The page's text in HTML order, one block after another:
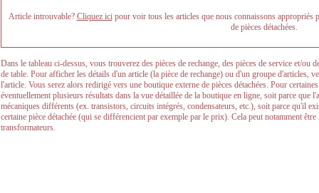
Article introuvable? Cliquez icipour voir tous les articles que nous connaissons
de pièces détachées.
Dans le tableau ci-dessus, vous trouverez des pièces de rechange, des pièces de service et/
de table. Pour afficher les détails d'un article (la pièce de rechange) ou d'un groupe d'articles,
l'article. Vous serez alors redirigé vers une boutique externe de pièces détachées. Pour
éventuellement plusieurs résultats dans la vue détaillée de la boutique en ligne, soit parce que
mécaniques différents (ex. transistors, circuits intégrés, condensateurs, etc.), soit parce qu'il
certaine pièce détachée (qui se différencient par exemple par le prix). Cela peut notamment
transformateurs.